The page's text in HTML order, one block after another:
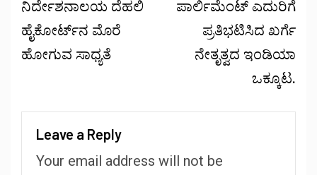
ನಿರ್ದೇಶನಾಲಯ ದೆಹಲಿ
ಹೈಕೋರ್ಟ್‌ನ ಮೊರೆ
ಹೋಗುವ ಸಾಧ್ಯತೆ
ಪಾರ್ಲಿಮೆಂಟ್ ಎದುರಿಗೆ
ಪ್ರತಿಭಟಿಸಿದ ಖರ್ಗೆ
ನೇತೃತ್ವದ ಇಂಡಿಯಾ
ಒಕ್ಕೂಟ.
Leave a Reply
Your email address will not be